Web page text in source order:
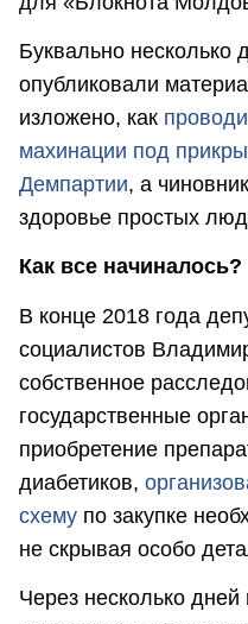
Буквально несколько
опубликовали
изложено, как
махинации под
Демпартии, а
здоровье простых
Как все начиналось?
В конце 2018 года
социалистов
собственное
государственные
приобретение
диабетиков,
схему по закупке
не скрывая особо
Через несколько